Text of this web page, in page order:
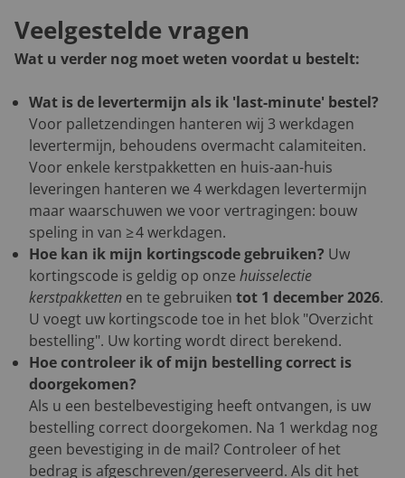
Veelgestelde vragen
Wat u verder nog moet weten voordat u bestelt:
Wat is de levertermijn als ik 'last-minute' bestel?
Voor palletzendingen hanteren wij 3 werkdagen
levertermijn, behoudens overmacht calamiteiten.
Voor enkele kerstpakketten en huis-aan-huis
leveringen hanteren we 4 werkdagen levertermijn
maar waarschuwen we voor vertragingen: bouw
speling in van ≥ 4 werkdagen.
Hoe kan ik mijn kortingscode gebruiken? Uw
kortingscode is geldig op onze huisselectie
kerstpakketten en te gebruiken tot 1 december 2026.
U voegt uw kortingscode toe in het blok "Overzicht
bestelling". Uw korting wordt direct berekend.
Hoe controleer ik of mijn bestelling correct is
doorgekomen?
Als u een bestelbevestiging heeft ontvangen, is uw
bestelling correct doorgekomen. Na 1 werkdag nog
geen bevestiging in de mail? Controleer of het
bedrag is afgeschreven/gereserveerd. Als dit het